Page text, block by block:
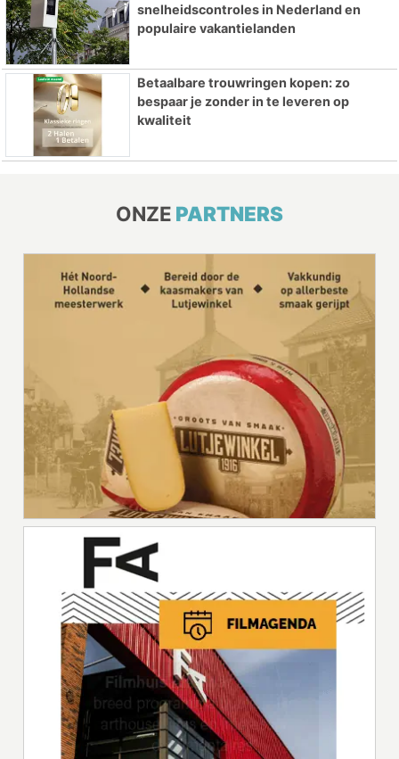
snelheidscontroles in Nederland en
populaire vakantielanden
Betaalbare trouwringen kopen: zo
bespaar je zonder in te leveren op
kwaliteit
ONZE PARTNERS